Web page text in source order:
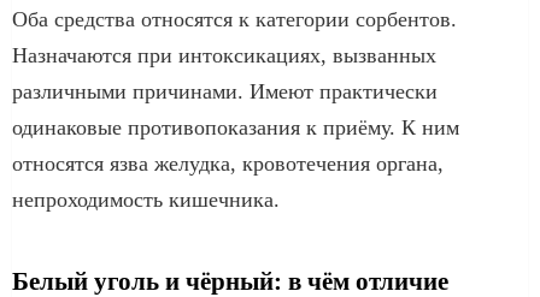
Оба средства относятся к категории сорбентов.
Назначаются при интоксикациях, вызванных
различными причинами. Имеют практически
одинаковые противопоказания к приёму. К ним
относятся язва желудка, кровотечения органа,
непроходимость кишечника.
Белый уголь и чёрный: в чём отличие